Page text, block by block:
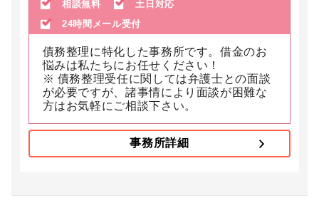
相談無料
土日対応
24時間メール受付
債務整理に特化した事務所です。借金のお
悩みは私たちにお任せください！
※ 債務整理受任に関しては弁護士との面談
が必要ですが、諸事情により面談が困難な
方はお気軽にご相談下さい。
事務所詳細